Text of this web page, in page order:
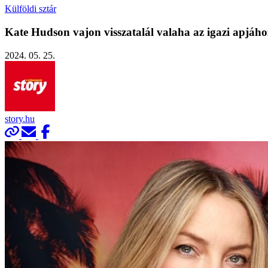
Külföldi sztár
Kate Hudson vajon visszatalál valaha az igazi
2024. 05. 25.
story.hu